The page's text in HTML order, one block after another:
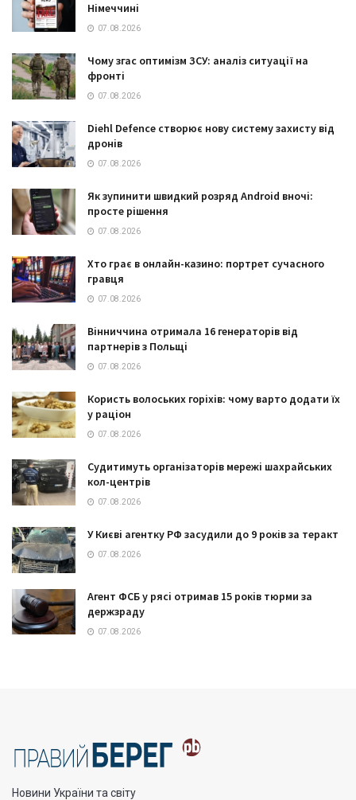
Німеччині
07.08.2026
Чому згас оптимізм ЗСУ: аналіз ситуації на
фронті
07.08.2026
Diehl Defence створює нову систему захисту від
дронів
07.08.2026
Як зупинити швидкий розряд Android вночі:
просте рішення
07.08.2026
Хто грає в онлайн-казино: портрет сучасного
гравця
07.08.2026
Вінниччина отримала 16 генераторів від
партнерів з Польщі
07.08.2026
Користь волоських горіхів: чому варто додати їх
у раціон
07.08.2026
Судитимуть організаторів мережі шахрайських
кол-центрів
07.08.2026
У Києві агентку РФ засудили до 9 років за теракт
07.08.2026
Агент ФСБ у рясі отримав 15 років тюрми за
держзраду
07.08.2026
Новини України та світу